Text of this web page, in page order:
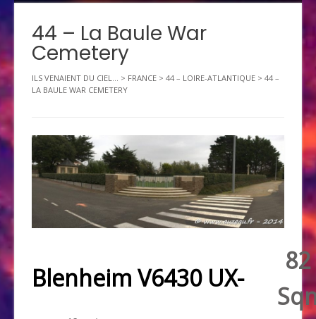
44 – La Baule War
Cemetery
ILS VENAIENT DU CIEL... > FRANCE > 44 – LOIRE-ATLANTIQUE > 44 –
LA BAULE WAR CEMETERY
Blenheim V6430 UX-
82